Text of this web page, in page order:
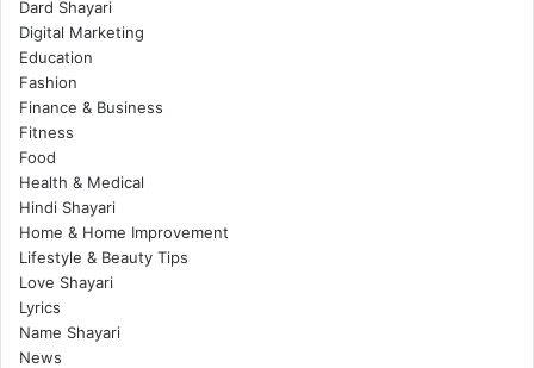
Dard Shayari
Digital Marketing
Education
Fashion
Finance & Business
Fitness
Food
Health & Medical
Hindi Shayari
Home & Home Improvement
Lifestyle & Beauty Tips
Love Shayari
Lyrics
Name Shayari
News